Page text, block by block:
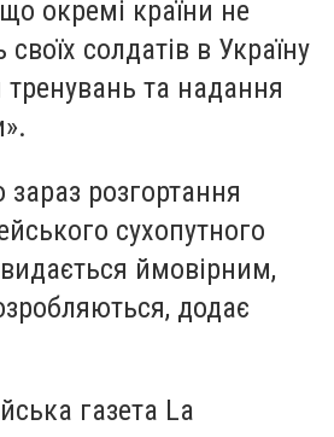
окремі країни не
солдатів в Україну
та надання
розгортання
сухопутного
ймовірним,
додає
газета La